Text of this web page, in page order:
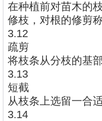
在种植前对苗木的
修枝，对根的修剪称
3.12
疏剪
将枝条从分枝的基
3.13
短截
从枝条上选留一合
3.14